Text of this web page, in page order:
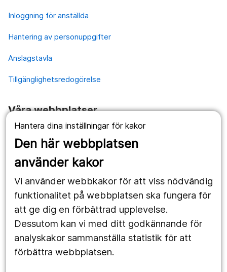
Hantera dina inställningar för kakor
Den här webbplatsen
använder kakor
Vi använder webbkakor för att viss nödvändig
funktionalitet på webbplatsen ska fungera för
att ge dig en förbättrad upplevelse.
Dessutom kan vi med ditt godkännande för
analyskakor sammanställa statistik för att
förbättra webbplatsen.
Inloggning för anställda
Hantering av personuppgifter
Anslagstavla
Tillgänglighetsredogörelse
Våra webbplatser
1177.se
Länstrafiken
Utveckling
Följ oss
Facebook